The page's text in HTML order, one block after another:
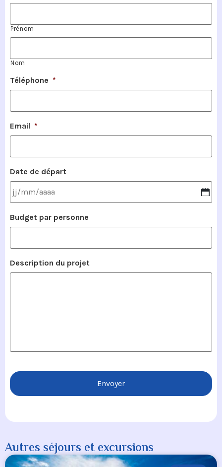
Prénom
Nom
Téléphone *
Email *
Date de départ
Budget par personne
Description du projet
Autres séjours et excursions